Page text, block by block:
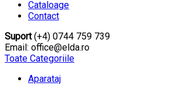
Cataloage
Contact
Suport(+4) 0744 759 739
Email: office@elda.ro
Toate Categoriile
Aparataj